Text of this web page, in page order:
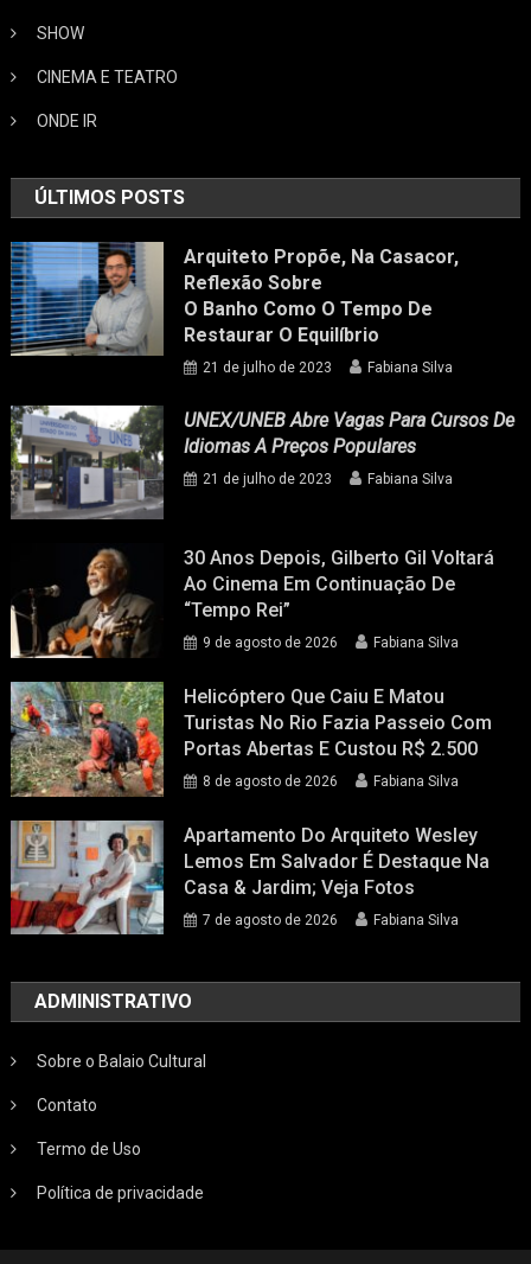
SHOW
CINEMA E TEATRO
ONDE IR
ÚLTIMOS POSTS
Arquiteto Propõe, Na Casacor,
Reflexão Sobre
O Banho Como O Tempo De
Restaurar O Equilíbrio
21 de julho de 2023 Fabiana Silva
UNEX/UNEB Abre Vagas Para Cursos De
Idiomas A Preços Populares
21 de julho de 2023 Fabiana Silva
30 Anos Depois, Gilberto Gil Voltará
Ao Cinema Em Continuação De
“Tempo Rei”
9 de agosto de 2026 Fabiana Silva
Helicóptero Que Caiu E Matou
Turistas No Rio Fazia Passeio Com
Portas Abertas E Custou R$ 2.500
8 de agosto de 2026 Fabiana Silva
Apartamento Do Arquiteto Wesley
Lemos Em Salvador É Destaque Na
Casa & Jardim; Veja Fotos
7 de agosto de 2026 Fabiana Silva
ADMINISTRATIVO
Sobre o Balaio Cultural
Contato
Termo de Uso
Política de privacidade